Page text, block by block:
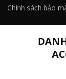
Chính sách bảo